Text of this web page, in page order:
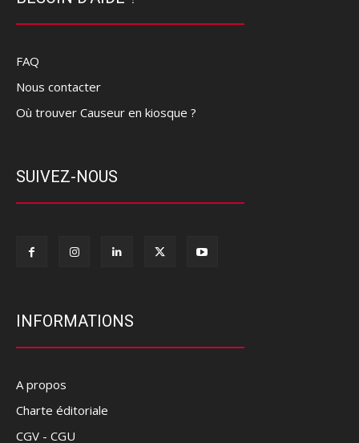
FAQ
Nous contacter
Où trouver Causeur en kiosque ?
SUIVEZ-NOUS
INFORMATIONS
A propos
Charte éditoriale
CGV - CGU